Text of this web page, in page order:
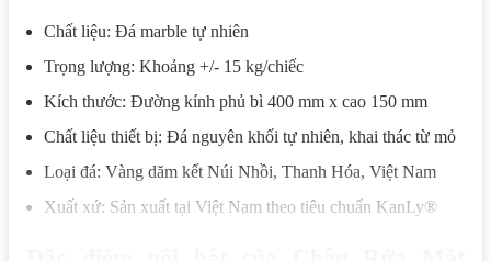
Chất liệu: Đá marble tự nhiên
Trọng lượng: Khoảng +/- 15 kg/chiếc
Kích thước: Đường kính phủ bì 400 mm x cao 150 mm
Chất liệu thiết bị: Đá nguyên khối tự nhiên, khai thác từ mỏ
Loại đá: Vàng dăm kết Núi Nhồi, Thanh Hóa, Việt Nam
Xuất xứ: Sản xuất tại Việt Nam theo tiêu chuẩn KanLy®